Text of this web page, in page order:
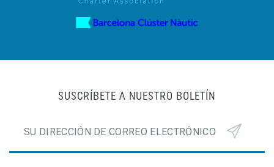
SUSCRÍBETE A NUESTRO BOLETÍN